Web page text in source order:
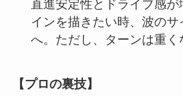
直進安定性とドライブ感が
インを描きたい時、波の
へ。ただし、ターンは重く
【プロの裏技】